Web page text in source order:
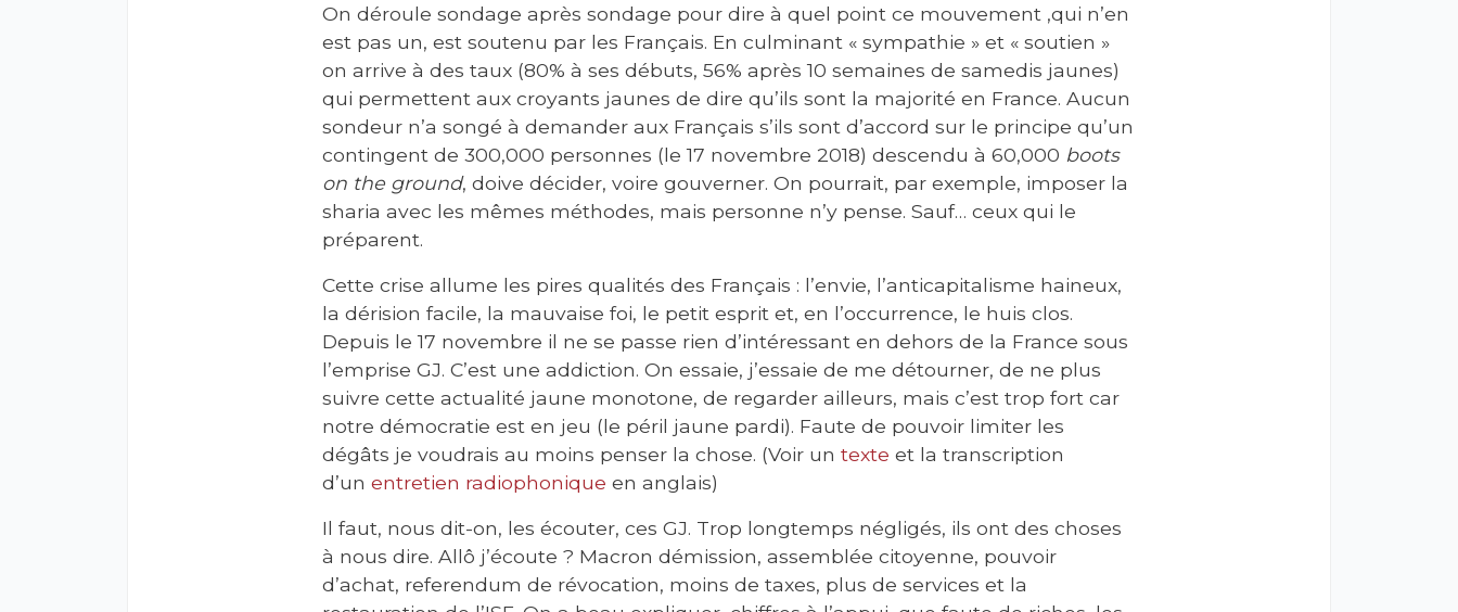
On déroule sondage après sondage pour dire à quel point ce mouvement ,qui n’en
est pas un, est soutenu par les Français. En culminant « sympathie » et « soutien »
on arrive à des taux (80% à ses débuts, 56% après 10 semaines de samedis jaunes)
qui permettent aux croyants jaunes de dire qu’ils sont la majorité en France. Aucun
sondeur n’a songé à demander aux Français s’ils sont d’accord sur le principe qu’un
contingent de 300,000 personnes (le 17 novembre 2018) descendu à 60,000 boots
on the ground, doive décider, voire gouverner. On pourrait, par exemple, imposer la
sharia avec les mêmes méthodes, mais personne n’y pense. Sauf… ceux qui le
préparent.
Cette crise allume les pires qualités des Français : l’envie, l’anticapitalisme haineux,
la dérision facile, la mauvaise foi, le petit esprit et, en l’occurrence, le huis clos.
Depuis le 17 novembre il ne se passe rien d’intéressant en dehors de la France sous
l’emprise GJ. C’est une addiction. On essaie, j’essaie de me détourner, de ne plus
suivre cette actualité jaune monotone, de regarder ailleurs, mais c’est trop fort car
notre démocratie est en jeu (le péril jaune pardi). Faute de pouvoir limiter les
dégâts je voudrais au moins penser la chose. (Voir un texte et la transcription
d’un entretien radiophonique en anglais)
Il faut, nous dit-on, les écouter, ces GJ. Trop longtemps négligés, ils ont des choses
à nous dire. Allô j’écoute ? Macron démission, assemblée citoyenne, pouvoir
d’achat, referendum de révocation, moins de taxes, plus de services et la